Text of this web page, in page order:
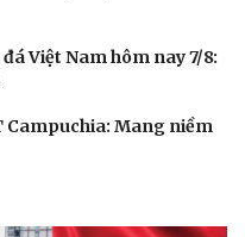
Việt Nam hôm nay 7/8:
Campuchia: Mang niềm